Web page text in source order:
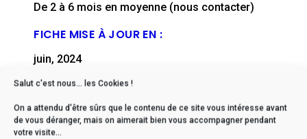
Salut c'est nous... les Cookies !
On a attendu d'être sûrs que le contenu de ce site vous intéresse avant
de vous déranger, mais on aimerait bien vous accompagner pendant
votre visite...
De 2 à 6 mois en moyenne (nous contacter)
FICHE MISE À JOUR EN :
juin, 2024